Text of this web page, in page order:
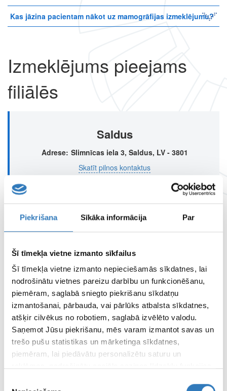
Piekrišana Sīkāka informācija Par
Šī tīmekļa vietne izmanto sīkfailus
Šī tīmekļa vietne izmanto nepieciešamās sīkdatnes, lai
nodrošinātu vietnes pareizu darbību un funkcionēšanu,
piemēram, saglabā sniegto piekrišanu sīkdatņu
izmantošanai, pārbauda, vai pārlūks atbalsta sīkdatnes,
atšķir cilvēkus no robotiem, saglabā izvēlēto valodu.
Saņemot Jūsu piekrišanu, mēs varam izmantot savas un
trešo pušu statistikas un mārketinga sīkdatnes,
piemēram, lai piedāvātu personalizētu saturu un
Kas jāzina pacientam nākot uz mamogrāfijas izmeklējumu?
Izmeklējums pieejams
filiālēs
Saldus
Adrese Slimnīcas iela 3, Saldus, LV - 3801
Skatīt pilnos kontaktus
Tukums
Skatīt pilnos kontaktus
Kuldīga
Adrese Smilšu iela 18, Kuldīga, LV - 3301
Skatīt pilnos kontaktus